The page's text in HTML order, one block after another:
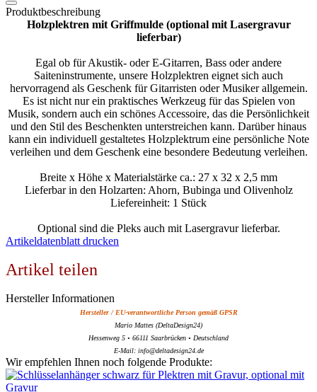
Produktbeschreibung
Holzplektren mit Griffmulde (optional mit Lasergravur
lieferbar)
Egal ob für Akustik- oder E-Gitarren, Bass oder andere
Saiteninstrumente, unsere Holzplektren eignet sich auch
hervorragend als Geschenk für Gitarristen oder Musiker allgemein.
Es ist nicht nur ein praktisches Werkzeug für das Spielen von
Musik, sondern auch ein schönes Accessoire, das die Persönlichkeit
und den Stil des Beschenkten unterstreichen kann. Darüber hinaus
kann ein individuell gestaltetes Holzplektrum eine persönliche Note
verleihen und dem Geschenk eine besondere Bedeutung verleihen.
Breite x Höhe x Materialstärke ca.: 27 x 32 x 2,5 mm
Lieferbar in den Holzarten: Ahorn, Bubinga und Olivenholz
Liefereinheit: 1 Stück
Optional sind die Pleks auch mit Lasergravur lieferbar.
Artikeldatenblatt drucken
Artikel teilen
Hersteller Informationen
Hersteller / EU-verantwortliche Person gemäß GPSR
Mario Mattes (DeltaDesign24)
Hessenweg 5 • 66111 Saarbrücken • Deutschland
E-Mail: info@deltadesign24.de
Wir empfehlen Ihnen noch folgende Produkte: